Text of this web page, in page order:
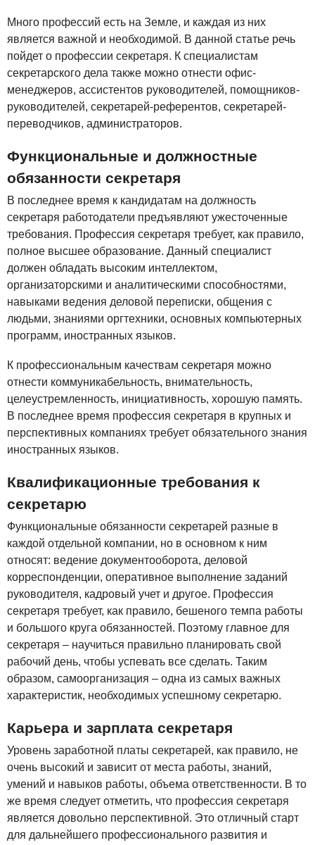
Много профессий есть на Земле, и каждая из них
является важной и необходимой. В данной статье речь
пойдет о профессии секретаря. К специалистам
секретарского дела также можно отнести офис-
менеджеров, ассистентов руководителей, помощников-
руководителей, секретарей-референтов, секретарей-
переводчиков, администраторов.
Функциональные и должностные
обязанности секретаря
В последнее время к кандидатам на должность
секретаря работодатели предъявляют ужесточенные
требования. Профессия секретаря требует, как правило,
полное высшее образование. Данный специалист
должен обладать высоким интеллектом,
организаторскими и аналитическими способностями,
навыками ведения деловой переписки, общения с
людьми, знаниями оргтехники, основных компьютерных
программ, иностранных языков.
К профессиональным качествам секретаря можно
отнести коммуникабельность, внимательность,
целеустремленность, инициативность, хорошую память.
В последнее время профессия секретаря в крупных и
перспективных компаниях требует обязательного знания
иностранных языков.
Квалификационные требования к
секретарю
Функциональные обязанности секретарей разные в
каждой отдельной компании, но в основном к ним
относят: ведение документооборота, деловой
корреспонденции, оперативное выполнение заданий
руководителя, кадровый учет и другое. Профессия
секретаря требует, как правило, бешеного темпа работы
и большого круга обязанностей. Поэтому главное для
секретаря – научиться правильно планировать свой
рабочий день, чтобы успевать все сделать. Таким
образом, самоорганизация – одна из самых важных
характеристик, необходимых успешному секретарю.
Карьера и зарплата секретаря
Уровень заработной платы секретарей, как правило, не
очень высокий и зависит от места работы, знаний,
умений и навыков работы, объема ответственности. В то
же время следует отметить, что профессия секретаря
является довольно перспективной. Это отличный старт
для дальнейшего профессионального развития и